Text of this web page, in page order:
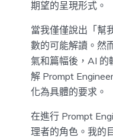
期望的呈現形式。
當我僅僅說出「幫
數的可能解讀。然
氣和篇幅後，AI 的
解 Prompt
化為具體的要求。
在進行 Prompt
理者的角色。我的